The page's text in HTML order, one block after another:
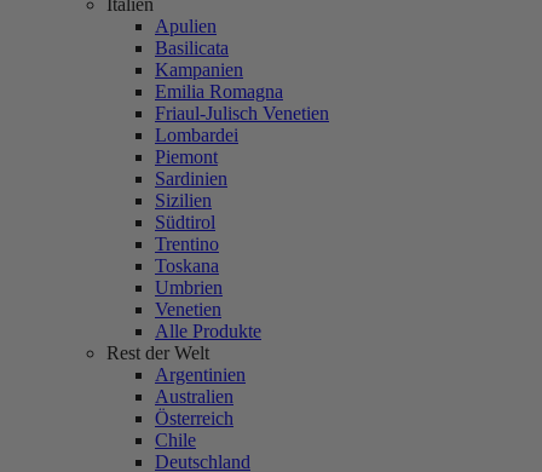
Italien
Apulien
Basilicata
Kampanien
Emilia Romagna
Friaul-Julisch Venetien
Lombardei
Piemont
Sardinien
Sizilien
Südtirol
Trentino
Toskana
Umbrien
Venetien
Alle Produkte
Rest der Welt
Argentinien
Australien
Österreich
Chile
Deutschland